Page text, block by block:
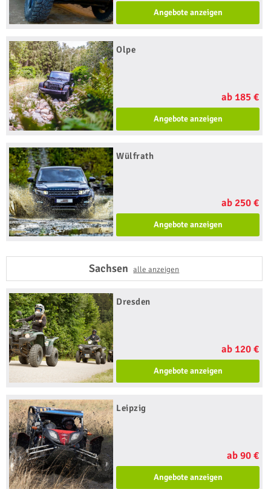
Angebote anzeigen
Olpe
ab 185 €
Angebote anzeigen
Wülfrath
ab 250 €
Angebote anzeigen
Sachsenalle anzeigen
Dresden
ab 120 €
Angebote anzeigen
Leipzig
ab 90 €
Angebote anzeigen